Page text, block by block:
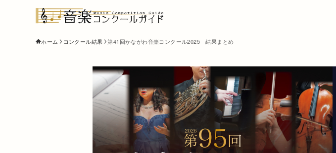
ホーム コンクール結果 第41回かながわ音楽コンクール2025 結果まとめ